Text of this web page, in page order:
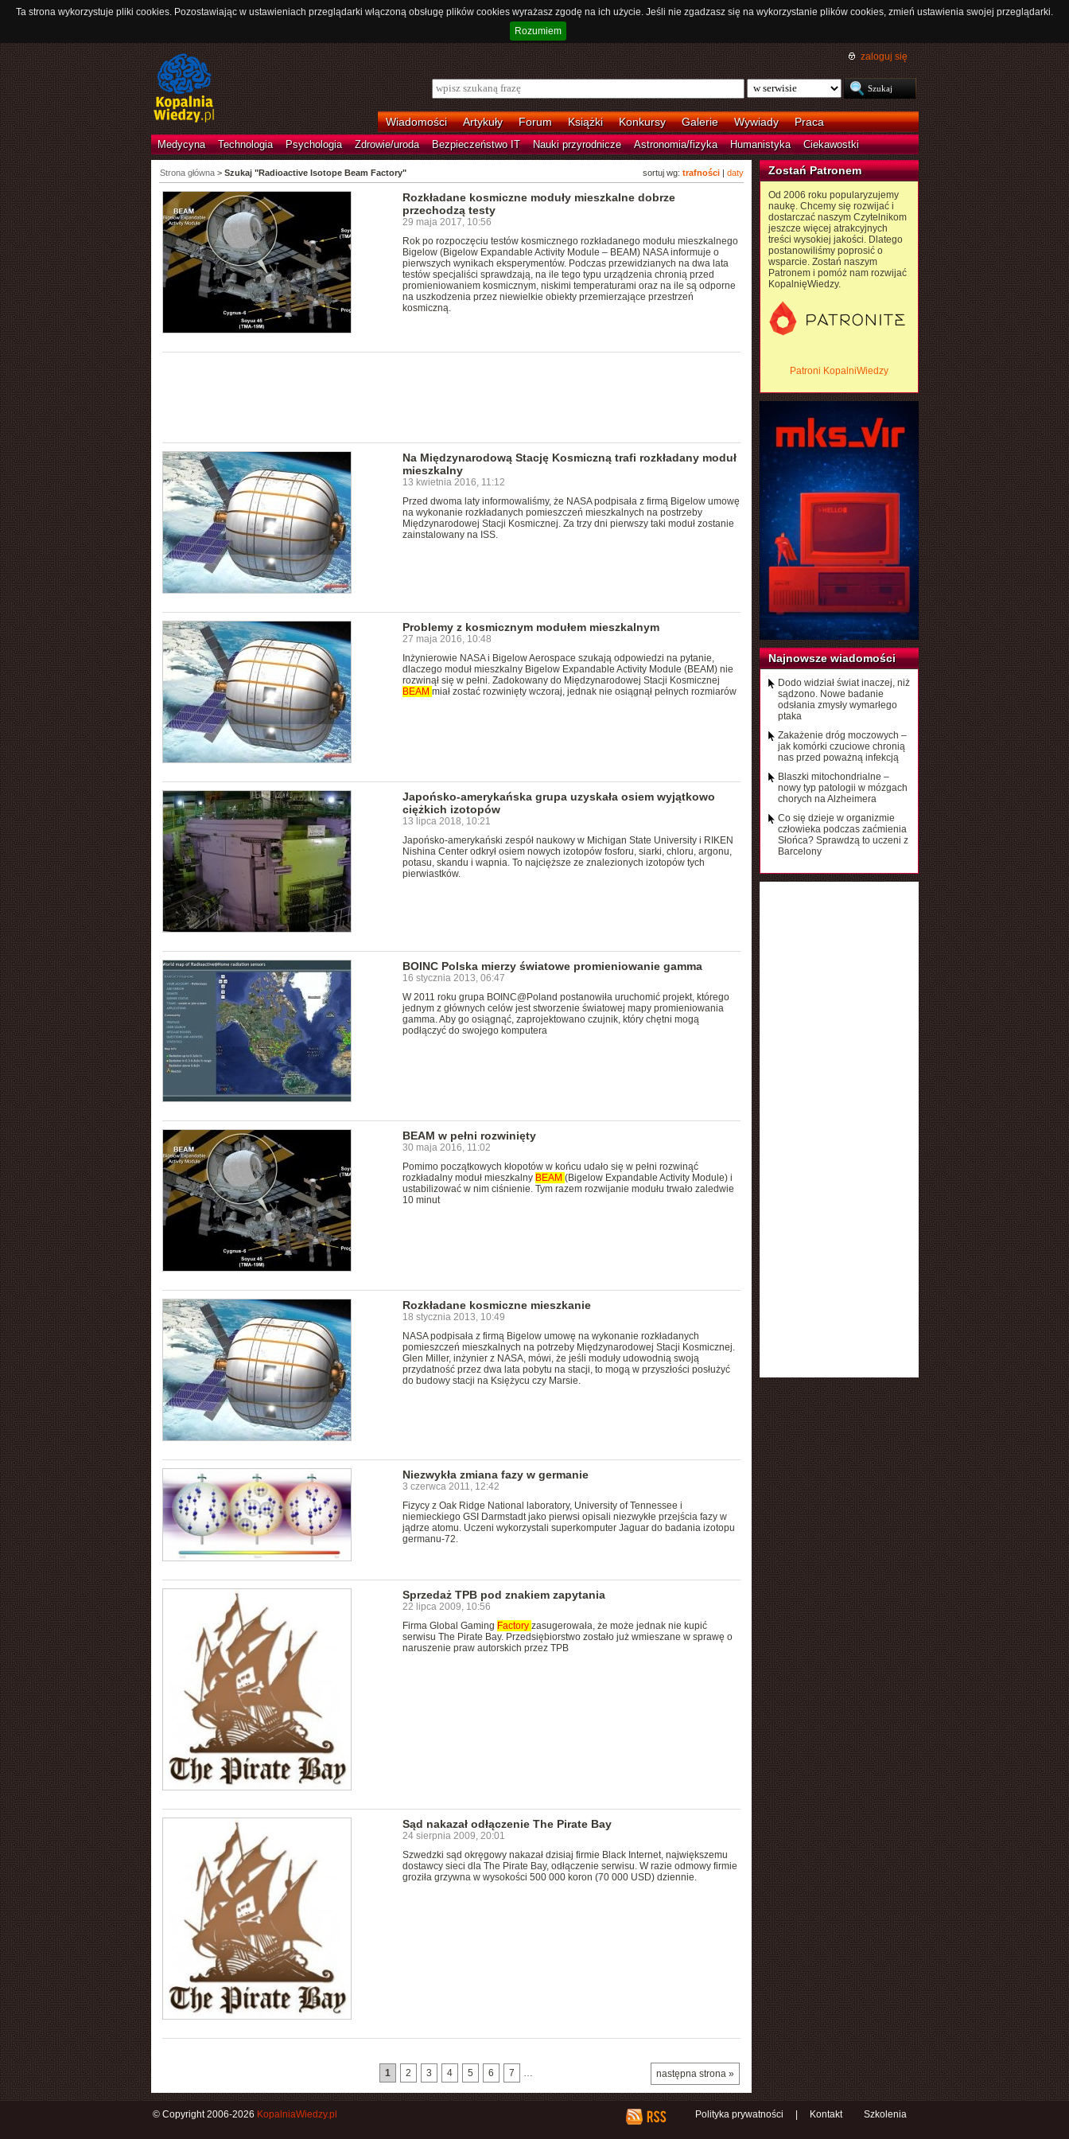
Ta strona wykorzystuje pliki cookies. Pozostawiając w ustawieniach przeglądarki włączoną obsługę plików cookies wyrażasz zgodę na ich użycie. Jeśli nie zgadzasz się na wykorzystanie plików cookies, zmień ustawienia swojej przeglądarki.
Rozumiem
zaloguj się
Wiadomości Artykuły Forum Książki Konkursy Galerie Wywiady Praca
Medycyna Technologia Psychologia Zdrowie/uroda Bezpieczeństwo IT Nauki przyrodnicze Astronomia/fizyka Humanistyka Ciekawostki
sortuj wg: trafności| daty
Strona główna> Szukaj "Radioactive Isotope Beam Factory"
Rozkładane kosmiczne moduły mieszkalne dobrze
przechodzą testy
29 maja 2017, 10:56
Rok po rozpoczęciu testów kosmicznego rozkładanego modułu mieszkalnego
Bigelow (Bigelow Expandable Activity Module – BEAM) NASA informuje o
pierwszych wynikach eksperymentów. Podczas przewidzianych na dwa lata
testów specjaliści sprawdzają, na ile tego typu urządzenia chronią przed
promieniowaniem kosmicznym, niskimi temperaturami oraz na ile są odporne
na uszkodzenia przez niewielkie obiekty przemierzające przestrzeń
kosmiczną.
Na Międzynarodową Stację Kosmiczną trafi rozkładany moduł
mieszkalny
13 kwietnia 2016, 11:12
Przed dwoma laty informowaliśmy, że NASA podpisała z firmą Bigelow umowę
na wykonanie rozkładanych pomieszczeń mieszkalnych na postrzeby
Międzynarodowej Stacji Kosmicznej. Za trzy dni pierwszy taki moduł zostanie
zainstalowany na ISS.
Problemy z kosmicznym modułem mieszkalnym
27 maja 2016, 10:48
Inżynierowie NASA i Bigelow Aerospace szukają odpowiedzi na pytanie,
dlaczego moduł mieszkalny Bigelow Expandable Activity Module (BEAM) nie
rozwinął się w pełni. Zadokowany do Międzynarodowej Stacji Kosmicznej
BEAM miał zostać rozwinięty wczoraj, jednak nie osiągnął pełnych rozmiarów
Japońsko-amerykańska grupa uzyskała osiem wyjątkowo
ciężkich izotopów
13 lipca 2018, 10:21
Japońsko-amerykański zespół naukowy w Michigan State University i RIKEN
Nishina Center odkrył osiem nowych izotopów fosforu, siarki, chloru, argonu,
potasu, skandu i wapnia. To najcięższe ze znalezionych izotopów tych
pierwiastków.
BOINC Polska mierzy światowe promieniowanie gamma
16 stycznia 2013, 06:47
W 2011 roku grupa BOINC@Poland postanowiła uruchomić projekt, którego
jednym z głównych celów jest stworzenie światowej mapy promieniowania
gamma. Aby go osiągnąć, zaprojektowano czujnik, który chętni mogą
podłączyć do swojego komputera
BEAM w pełni rozwinięty
30 maja 2016, 11:02
Pomimo początkowych kłopotów w końcu udało się w pełni rozwinąć
rozkładalny moduł mieszkalny BEAM (Bigelow Expandable Activity Module) i
ustabilizować w nim ciśnienie. Tym razem rozwijanie modułu trwało zaledwie
10 minut
Rozkładane kosmiczne mieszkanie
18 stycznia 2013, 10:49
NASA podpisała z firmą Bigelow umowę na wykonanie rozkładanych
pomieszczeń mieszkalnych na potrzeby Międzynarodowej Stacji Kosmicznej.
Glen Miller, inżynier z NASA, mówi, że jeśli moduły udowodnią swoją
przydatność przez dwa lata pobytu na stacji, to mogą w przyszłości posłużyć
do budowy stacji na Księżycu czy Marsie.
Niezwykła zmiana fazy w germanie
3 czerwca 2011, 12:42
Fizycy z Oak Ridge National laboratory, University of Tennessee i
niemieckiego GSI Darmstadt jako pierwsi opisali niezwykłe przejścia fazy w
jądrze atomu. Uczeni wykorzystali superkomputer Jaguar do badania izotopu
germanu-72.
Sprzedaż TPB pod znakiem zapytania
22 lipca 2009, 10:56
Firma Global Gaming Factory zasugerowała, że może jednak nie kupić
serwisu The Pirate Bay. Przedsiębiorstwo zostało już wmieszane w sprawę o
naruszenie praw autorskich przez TPB
Sąd nakazał odłączenie The Pirate Bay
24 sierpnia 2009, 20:01
Szwedzki sąd okręgowy nakazał dzisiaj firmie Black Internet, największemu
dostawcy sieci dla The Pirate Bay, odłączenie serwisu. W razie odmowy firmie
groziła grzywna w wysokości 500 000 koron (70 000 USD) dziennie.
następna strona »
1 2 3 4 5 6 7 …
Zostań Patronem
Od 2006 roku popularyzujemy
naukę. Chcemy się rozwijać i
dostarczać naszym Czytelnikom
jeszcze więcej atrakcyjnych
treści wysokiej jakości. Dlatego
postanowiliśmy poprosić o
wsparcie. Zostań naszym
Patronem i pomóż nam rozwijać
KopalnięWiedzy.
Patroni KopalniWiedzy
Najnowsze wiadomości
Dodo widział świat inaczej, niż
sądzono. Nowe badanie
odsłania zmysły wymarłego
ptaka
Zakażenie dróg moczowych –
jak komórki czuciowe chronią
nas przed poważną infekcją
Blaszki mitochondrialne –
nowy typ patologii w mózgach
chorych na Alzheimera
Co się dzieje w organizmie
człowieka podczas zaćmienia
Słońca? Sprawdzą to uczeni z
Barcelony
Polityka prywatności Kontakt Szkolenia
© Copyright 2006-2026 KopalniaWiedzy.pl